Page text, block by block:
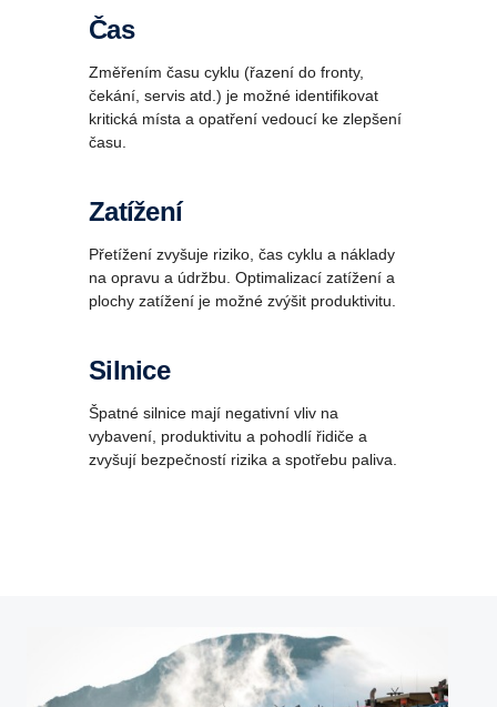
Čas
Změřením času cyklu (řazení do fronty,
čekání, servis atd.) je možné identifikovat
kritická místa a opatření vedoucí ke zlepšení
času.
Zatížení
Přetížení zvyšuje riziko, čas cyklu a náklady
na opravu a údržbu. Optimalizací zatížení a
plochy zatížení je možné zvýšit produktivitu.
Silnice
Špatné silnice mají negativní vliv na
vybavení, produktivitu a pohodlí řidiče a
zvyšují bezpečností rizika a spotřebu paliva.